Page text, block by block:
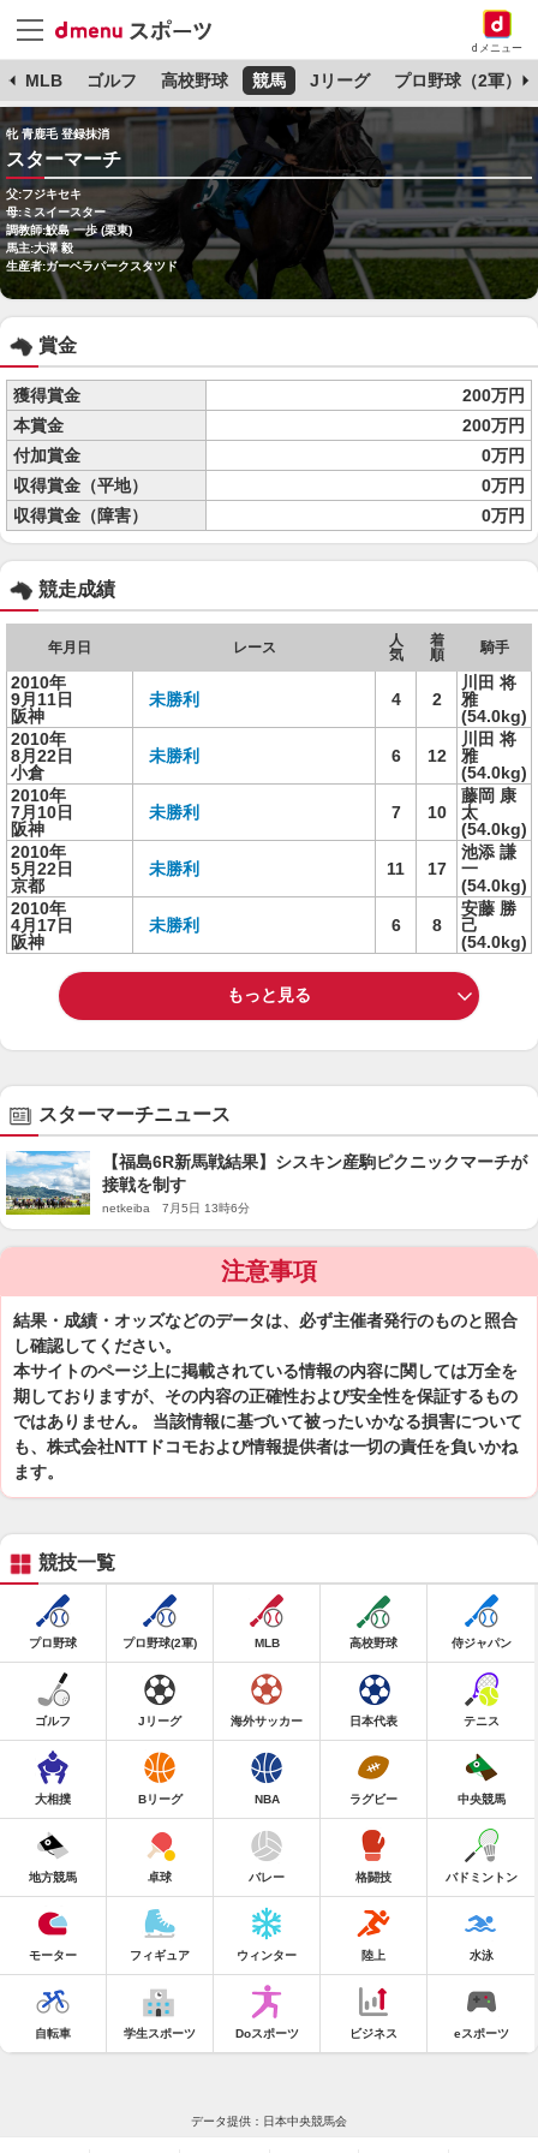
dメニュー
MLB ゴルフ 高校野球 競馬 Jリーグ プロ野球（2軍）
牝 青鹿毛 登録抹消
スターマーチ
父:フジキセキ
母:ミスイースター
調教師:鮫島 一歩 (栗東)
馬主:大澤 毅
生産者:ガーベラパークスタツド
賞金
獲得賞金
200万円
本賞金
200万円
付加賞金
0万円
収得賞金（平地）
0万円
収得賞金（障害）
0万円
競走成績
年月日 レース
人
気
着
順
騎手
2010年
9月11日
阪神
未勝利 4 2
川田 将
雅
(54.0kg)
2010年
8月22日
小倉
未勝利 6 12
川田 将
雅
(54.0kg)
2010年
7月10日
阪神
未勝利 7 10
藤岡 康
太
(54.0kg)
2010年
5月22日
京都
未勝利 11 17
池添 謙
一
(54.0kg)
2010年
4月17日
阪神
未勝利 6 8
安藤 勝
己
(54.0kg)
もっと見る
スターマーチニュース
【福島6R新馬戦結果】シスキン産駒ピクニックマーチが
接戦を制す
netkeiba 7月5日 13時6分
注意事項
結果・成績・オッズなどのデータは、必ず主催者発行のものと照合
し確認してください。
本サイトのページ上に掲載されている情報の内容に関しては万全を
期しておりますが、その内容の正確性および安全性を保証するもの
ではありません。 当該情報に基づいて被ったいかなる損害について
も、株式会社NTTドコモおよび情報提供者は一切の責任を負いかね
ます。
競技一覧
プロ野球 プロ野球(2軍) MLB 高校野球 侍ジャパン
ゴルフ Jリーグ 海外サッカー 日本代表 テニス
大相撲 Bリーグ NBA ラグビー 中央競馬
地方競馬 卓球 バレー 格闘技 バドミントン
モーター フィギュア ウィンター 陸上 水泳
自転車 学生スポーツ Doスポーツ ビジネス eスポーツ
データ提供：日本中央競馬会